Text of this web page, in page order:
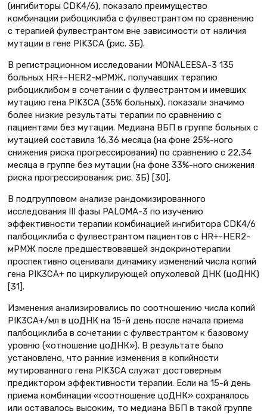
(ингибиторы CDK4/6), показало преимущество
комбинации рибоциклиба с фулвестрантом по сравнению
с терапией фулвестрантом вне зависимости от наличия
мутации в гене PIK3CA (рис. 3Б).
В регистрационном исследовании MONALEESA-3 135
больных HR+-HER2-мРМЖ, получавших терапию
рибоциклибом в сочетании с фулвестрантом и имевших
мутацию гена PIK3CA (35% больных), показали значимо
более низкие результаты терапии по сравнению с
пациентами без мутации. Медиана ВБП в группе больных с
мутацией составила 16,36 месяца (на фоне 25%-ного
снижения риска прогрессирования) по сравнению с 22,34
месяца в группе без мутации (на фоне 33%-ного снижения
риска прогрессирования; рис. 3Б) [30].
В подгрупповом анализе рандомизированного
исследования III фазы PALOMA-3 по изучению
эффективности терапии комбинацией ингибитора CDK4/6
палбоциклиба с фулвестрантом пациентов с HR+-HER2-
мРМЖ после предшествовавшей эндокринотерапии
проспективно оценивали динамику изменений числа копий
гена PIK3CA+ по циркулирующей опухолевой ДНК (цоДНК)
[31].
Изменения анализировались по соотношению числа копий
PIK3CA+/мл в цоДНК на 15-й день после начала приема
палбоциклиба в сочетании с фулвестрантом к базовому
уровню («отношение цоДНК»). В результате было
установлено, что ранние изменения в копийности
мутированного гена PIK3CA служат достоверным
предиктором эффективности терапии. Если на 15-й день
приема комбинации «соотношение цоДНК» сохранялось
или оставалось высоким, то медиана ВБП в такой группе